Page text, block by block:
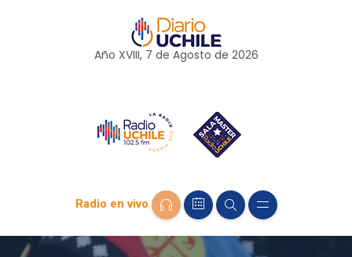
Año XVIII, 7 de Agosto de 2026
Radio en vivo